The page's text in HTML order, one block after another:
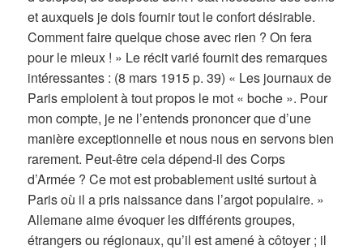
et auxquels je dois fournir tout le confort désirable.
Comment faire quelque chose avec rien ? On fera
pour le mieux ! » Le récit varié fournit des remarques
intéressantes : (8 mars 1915 p. 39) « Les journaux de
Paris emploient à tout propos le mot « boche ». Pour
mon compte, je ne l’entends prononcer que d’une
manière exceptionnelle et nous nous en servons bien
rarement. Peut-être cela dépend-il des Corps
d’Armée ? Ce mot est probablement usité surtout à
Paris où il a pris naissance dans l’argot populaire. »
Allemane aime évoquer les différents groupes,
étrangers ou régionaux, qu’il est amené à côtoyer ; il